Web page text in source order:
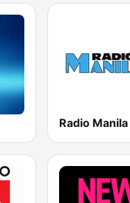
Radio Manila